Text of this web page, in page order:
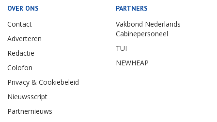
OVER ONS
Contact
Adverteren
Redactie
Colofon
Privacy & Cookiebeleid
Nieuwsscript
Partnernieuws
PARTNERS
Vakbond Nederlands
Cabinepersoneel
TUI
NEWHEAP